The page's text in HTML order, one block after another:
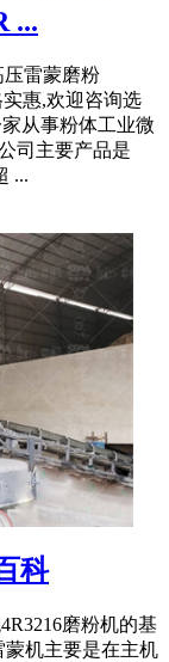
...
压雷蒙磨粉
惠,欢迎咨询选
从事粉体工业微
司主要产品是
...
科
磨粉机的基
蒙机主要是在主机